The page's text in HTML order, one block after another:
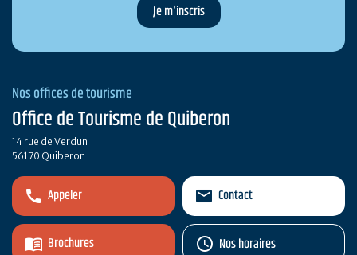
Nos offices de tourisme
Office de Tourisme de Quiberon
14 rue de Verdun
56170 Quiberon
Appeler
Brochures
Contact
Nos horaires